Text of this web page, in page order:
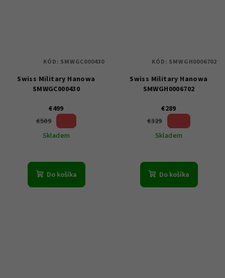
Swiss Military Hanowa
SMWGC000430
€499
€509
Skladem
Do košíka
KÓD: SMWGC000430
Swiss Military Hanowa
SMWGH0006702
€289
€329
Skladem
Do košíka
KÓD: SMWGH0006702